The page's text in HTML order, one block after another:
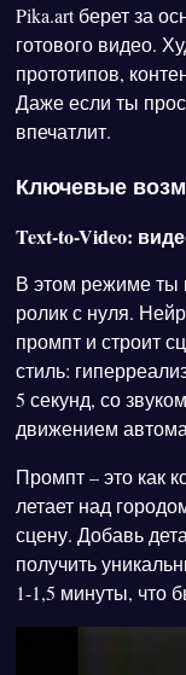
Pika.art берет за
готового видео.
прототипов,
Даже если ты
впечатлит.
Ключевые
Text-to-Video:
В этом режиме ты
ролик с нуля.
промпт и строит
стиль:
5 секунд, со
движением
Промпт – это как
летает над
сцену. Добавь
получить
1-1,5 минуты, что